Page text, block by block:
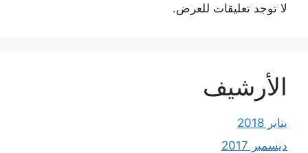
لا توجد تعليقات للعرض.
الأرشيف
يناير 2018
ديسمبر 2017